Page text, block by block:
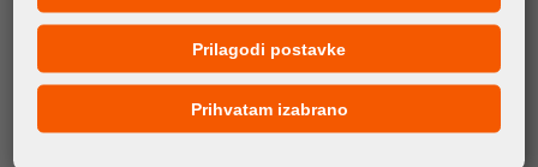
MATERIJALI
FORTUNA DIGITAL BACKLIT
Prilagodi postavke
Prihvatam izabrano